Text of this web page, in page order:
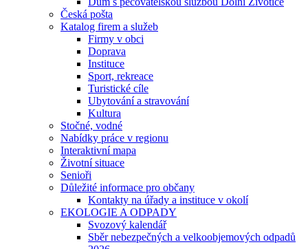
Česká pošta
Katalog firem a služeb
Firmy v obci
Doprava
Instituce
Sport, rekreace
Turistické cíle
Ubytování a stravování
Kultura
Stočné, vodné
Nabídky práce v regionu
Interaktivní mapa
Životní situace
Senioři
Důležité informace pro občany
Kontakty na úřady a instituce v okolí
EKOLOGIE A ODPADY
Svozový kalendář
Sběr nebezpečných a velkoobjemových odpadů